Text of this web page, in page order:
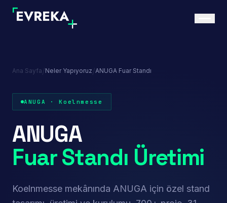
Ana Sayfa Neler Yapıyoruz ANUGA Fuar Standı
ANUGA · Koelnmesse
ANUGA
Fuar Standı Üretimi
Koelnmesse mekânında ANUGA için özel stand
Referans Proje